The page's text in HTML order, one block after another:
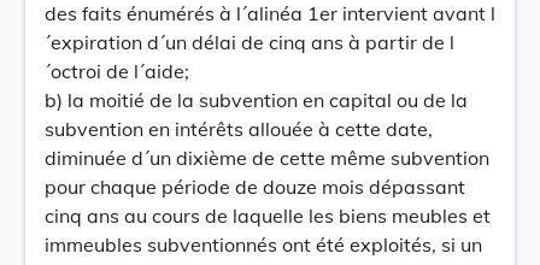
des faits énumérés à l´alinéa 1er intervient avant l
´expiration d´un délai de cinq ans à partir de l
´octroi de l´aide;
b) la moitié de la subvention en capital ou de la
subvention en intérêts allouée à cette date,
diminuée d´un dixième de cette même subvention
pour chaque période de douze mois dépassant
cinq ans au cours de laquelle les biens meubles et
immeubles subventionnés ont été exploités, si un